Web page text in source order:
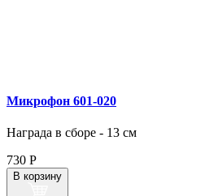
Микрофон 601‑020
Награда в сборе - 13 см
730 Р
В корзину